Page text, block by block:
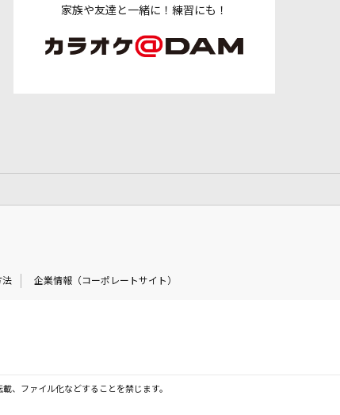
家族や友達と一緒に！練習にも！
法 企業情報（コーポレートサイト）
、ファイル化などすることを禁じます。